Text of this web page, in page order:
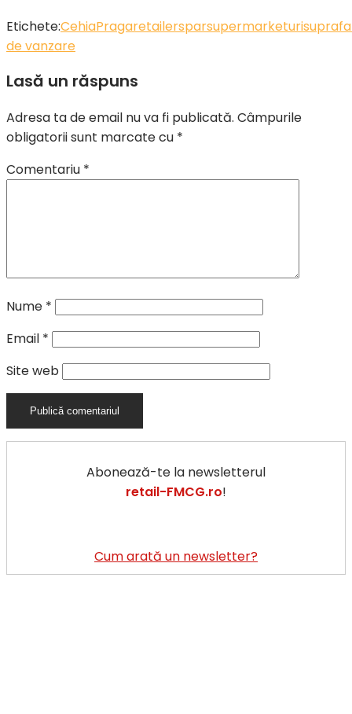
Etichete:CehiaPragaretailersparsupermarketuri
de vanzare
Lasă un răspuns
Adresa ta de email nu va fi publicată. Câmpurile
obligatorii sunt marcate cu *
Comentariu *
Nume *
Email *
Site web
Abonează-te la newsletterul
retail-FMCG.ro!
Cum arată un newsletter?